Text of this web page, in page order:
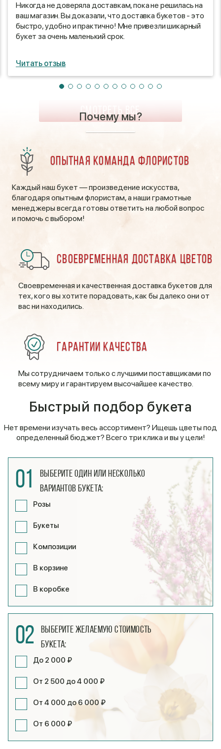
Никогда не доверяла доставкам, пока не решилась на
ваш магазин. Вы доказали, что доставка букетов - это
быстро, удобно и практично! Мне привезли шикарный
букет за очень маленький срок.
Читать отзыв
СМОТРЕТЬ ВСЕ
Почему мы?
Опытная команда флористов
Каждый наш букет — произведение искусства,
благодаря опытным флористам, а наши грамотные
менеджеры всегда готовы ответить на любой вопрос
и помочь с выбором!
Своевременная доставка цветов
Своевременная и качественная доставка букетов для
тех, кого вы хотите порадовать, как бы далеко они от
вас ни находились.
Гарантии качества
Мы сотрудничаем только с лучшими поставщиками по
всему миру и гарантируем высочайшее качество.
Быстрый подбор букета
Нет времени изучать весь ассортимент? Ищешь цветы под
определенный бюджет? Всего три клика и вы у цели!
01
Выберите один или несколько
вариантов букета:
Розы
Букеты
Композиции
В корзине
В коробке
02
Выберите желаемую стоимость
букета:
До 2 000 ₽
От 2 500 до 4 000 ₽
От 4 000 до 6 000 ₽
От 6 000 ₽